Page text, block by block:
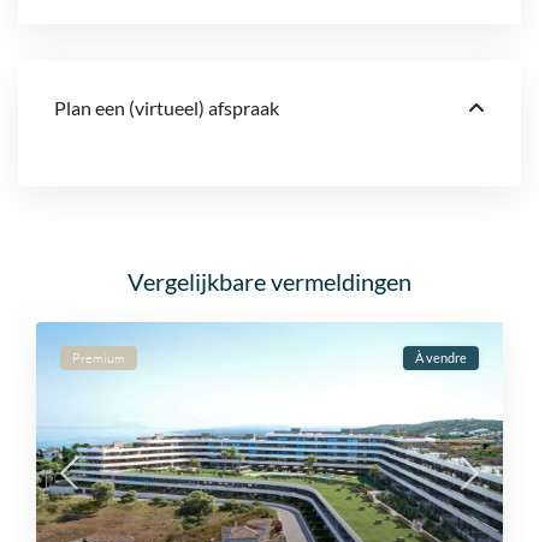
Plan een (virtueel) afspraak
Vergelijkbare vermeldingen
Premium À vendre